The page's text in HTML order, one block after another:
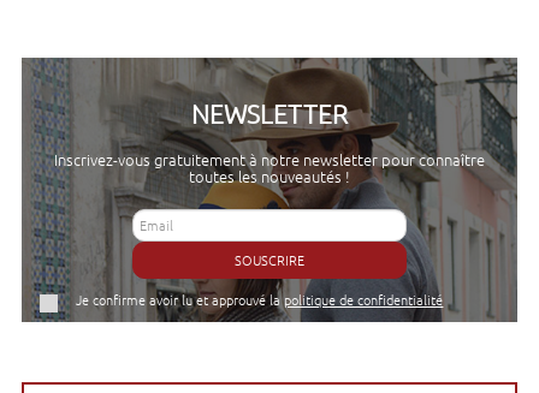
NEWSLETTER
Inscrivez-vous gratuitement à notre newsletter pour connaître
toutes les nouveautés !
SOUSCRIRE
Je confirme avoir lu et approuvé lapolitique de confidentialité